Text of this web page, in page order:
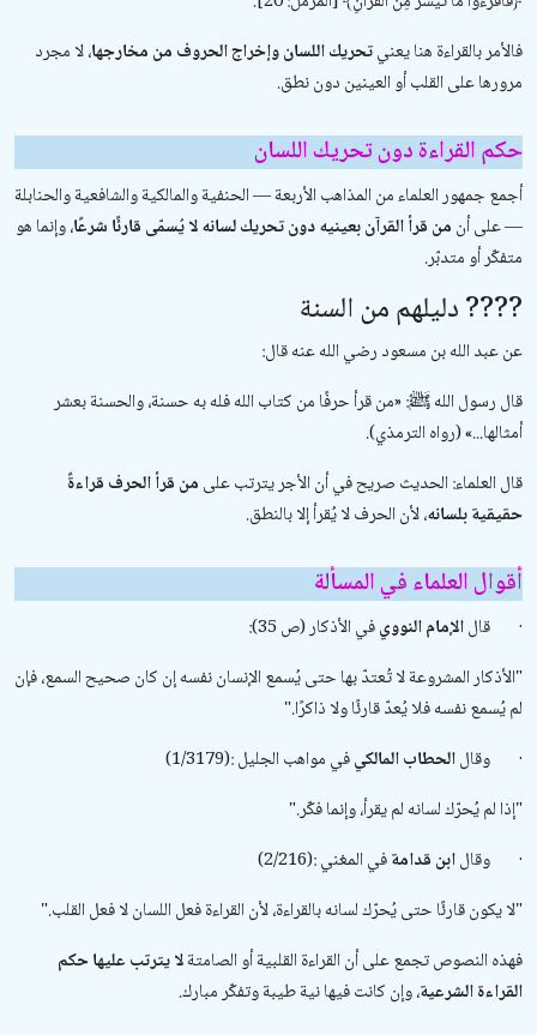
فالأمر بالقراءة هنا يعنيتحريك اللسان وإخراج الحروف من مخارجها، لا مجرد
مرورها على القلب أو العينين دون نطق.
حكم القراءة دون تحريك اللسان
أجمع جمهور العلماء من المذاهب الأربعة — الحنفية والمالكية والشافعية والحنابلة
— على أنمن قرأ القرآن بعينيه دون تحريك لسانه لا يُسمّى قارئًا شرعًا، وإنما هو
متفكّر أو متدبّر.
????دليلهم من السنة
عن عبد الله بن مسعود رضي الله عنه قال:
قال رسول الله ﷺ: «من قرأ حرفًا من كتاب الله فله به حسنة، والحسنة بعشر
أمثالها...» (رواه الترمذي).
قال العلماء: الحديث صريح في أن الأجر يترتب علىمن قرأ الحرف قراءةً
حقيقية بلسانه، لأن الحرف لا يُقرأ إلا بالنطق.
أقوال العلماء في المسألة
· قالالإمام النوويفيالأذكار(ص 35):
"الأذكار المشروعة لا تُعتدّ بها حتى يُسمع الإنسان نفسه إن كان صحيح السمع، فإن
لم يُسمع نفسه فلا يُعدّ قارئًا ولا ذاكرًا."
· وقالالحطاب المالكيفيمواهب الجليل(1/3179):
"إذا لم يُحرّك لسانه لم يقرأ، وإنما فكّر."
· وقالابن قدامةفيالمغني(2/216):
"لا يكون قارئًا حتى يُحرّك لسانه بالقراءة، لأن القراءة فعل اللسان لا فعل القلب."
فهذه النصوص تجمع على أن القراءة القلبية أو الصامتةلا يترتب عليها حكم
القراءة الشرعية، وإن كانت فيها نية طيبة وتفكّر مبارك.